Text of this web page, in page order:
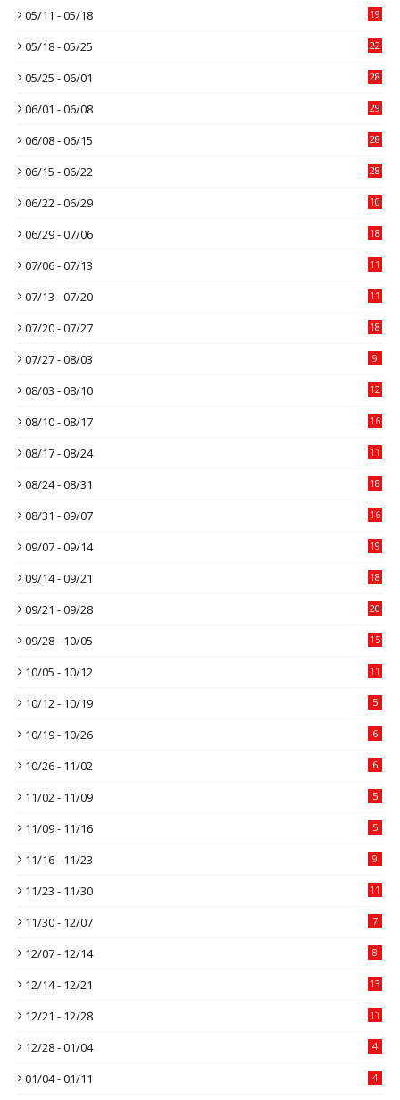
05/11 - 05/18 19
05/18 - 05/25 22
05/25 - 06/01 28
06/01 - 06/08 29
06/08 - 06/15 28
06/15 - 06/22 28
06/22 - 06/29 10
06/29 - 07/06 18
07/06 - 07/13 11
07/13 - 07/20 11
07/20 - 07/27 18
07/27 - 08/03 9
08/03 - 08/10 12
08/10 - 08/17 16
08/17 - 08/24 11
08/24 - 08/31 18
08/31 - 09/07 16
09/07 - 09/14 19
09/14 - 09/21 18
09/21 - 09/28 20
09/28 - 10/05 15
10/05 - 10/12 11
10/12 - 10/19 5
10/19 - 10/26 6
10/26 - 11/02 6
11/02 - 11/09 5
11/09 - 11/16 5
11/16 - 11/23 9
11/23 - 11/30 11
11/30 - 12/07 7
12/07 - 12/14 8
12/14 - 12/21 13
12/21 - 12/28 11
12/28 - 01/04 4
01/04 - 01/11 4